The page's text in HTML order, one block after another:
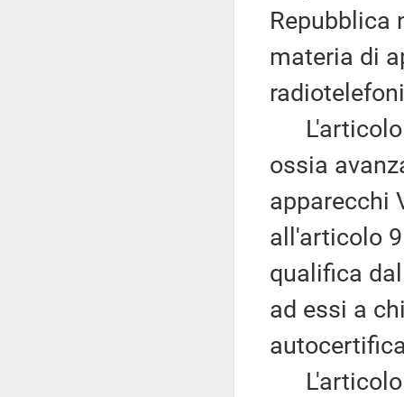
Repubblica
materia di
L'articolo
ossia
apparecchi
all'articolo
qualifica
ad essi a
L'articolo